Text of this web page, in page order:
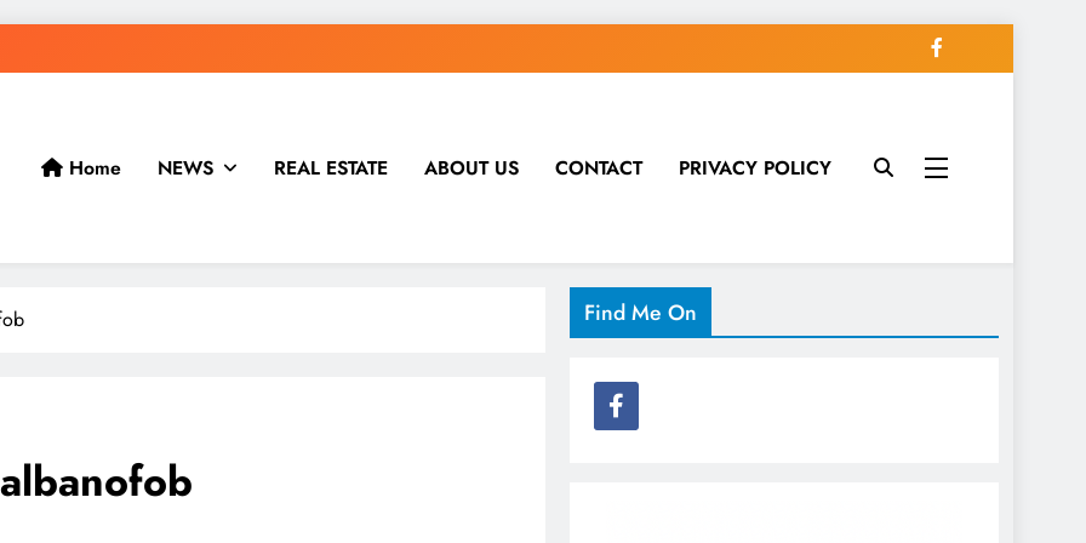
Home NEWS REAL ESTATE ABOUT US CONTACT PRIVACY POLICY
Find Me On